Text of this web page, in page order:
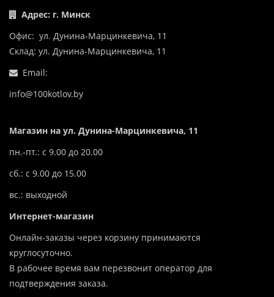
Адрес: г. Минск
Офис: ул. Дунина-Марцинкевича, 11
Склад: ул. Дунина-Марцинкевича, 11
Email:
info@100kotlov.by
Магазин на ул. Дунина-Марцинкевича, 11
пн.-пт.: с 9.00 до 20.00
сб.: с 9.00 до 15.00
вс.: выходной
Интернет-магазин
Онлайн-заказы через корзину принимаются
круглосуточно.
В рабочее время вам перезвонит оператор для
подтверждения заказа.